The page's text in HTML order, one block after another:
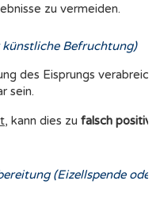
zu vermeiden.
Befruchtung)
des Eisprungs
sein.
, kann dies zu falsch
(Eizellspende oder